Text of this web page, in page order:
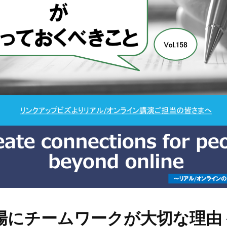
にチームワークが大切な理由